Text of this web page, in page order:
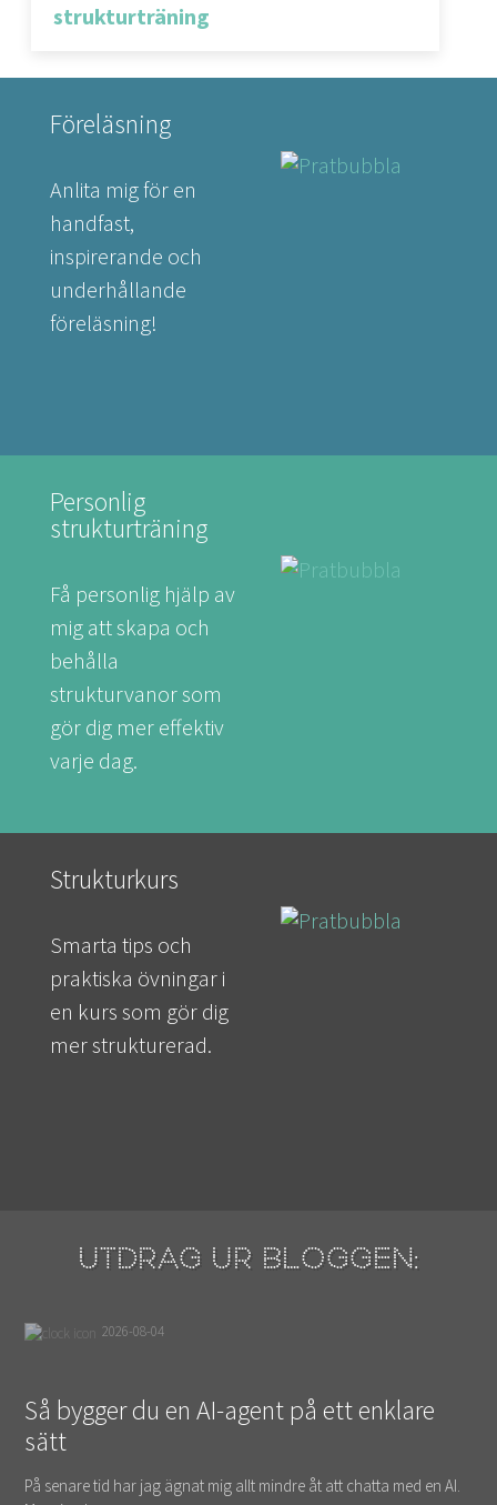
strukturträning
Föreläsning
Anlita mig för en
handfast,
inspirerande och
underhållande
föreläsning!
Personlig
strukturträning
Få personlig hjälp av
mig att skapa och
behålla
strukturvanor som
gör dig mer effektiv
varje dag.
Strukturkurs
Smarta tips och
praktiska övningar i
en kurs som gör dig
mer strukturerad.
Utdrag ur bloggen:
2026-08-04
Så bygger du en AI-agent på ett enklare
sätt
På senare tid har jag ägnat mig allt mindre åt att chatta med en AI.